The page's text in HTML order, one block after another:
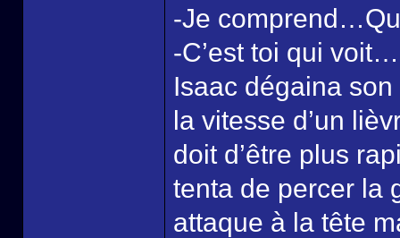
-Je
-C’est toi qui voit…
Isaac dégaina
la vitesse d’un
doit d’être plus
tenta de percer la
attaque à la tête